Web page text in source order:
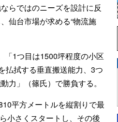
らではのニーズを設計に反
仙台市場が求める“物流施
「1つ目は1500坪程度の小区
払拭する垂直搬送能力、3つ
力」（篠氏）で勝負する。
平方メートルを縦割りで最
小さくスタートし、その後